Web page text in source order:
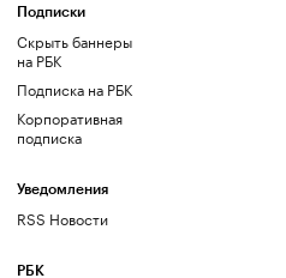
Подписки
Скрыть баннеры
на РБК
Подписка на РБК
Корпоративная
подписка
Уведомления
RSS Новости
РБК